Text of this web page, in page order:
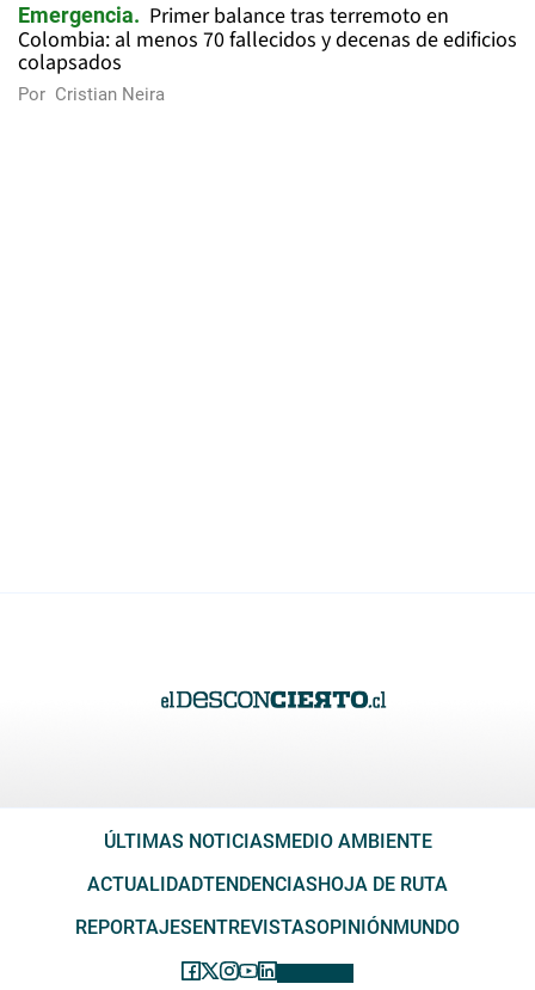
Emergencia
Primer balance tras terremoto en
Colombia: al menos 70 fallecidos y decenas de edificios
colapsados
Por Cristian Neira
ÚLTIMAS NOTICIAS MEDIO AMBIENTE
ACTUALIDADTENDENCIAS HOJA DE RUTA
REPORTAJES ENTREVISTASOPINIÓN MUNDO